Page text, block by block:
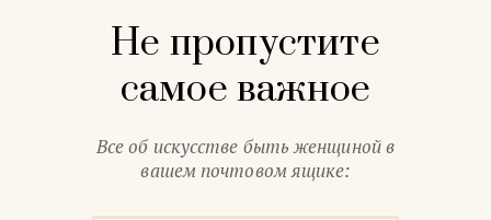
Не пропустите
самое важное
Все об искусстве быть женщиной в
вашем почтовом ящике: